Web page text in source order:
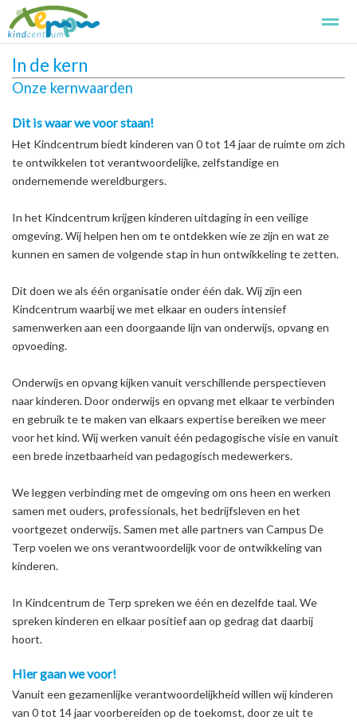
Kindcentrum de Terp
Home Foto's
In de kern
Onze kernwaarden
Dit is waar we voor staan!
Het Kindcentrum biedt kinderen van 0 tot 14 jaar de ruimte om zich
te ontwikkelen tot verantwoordelijke, zelfstandige en
ondernemende wereldburgers.
In het Kindcentrum krijgen kinderen uitdaging in een veilige
omgeving. Wij helpen hen om te ontdekken wie ze zijn en wat ze
kunnen en samen de volgende stap in hun ontwikkeling te zetten.
Dit doen we als één organisatie onder één dak. Wij zijn een
Kindcentrum waarbij we met elkaar en ouders intensief
samenwerken aan een doorgaande lijn van onderwijs, opvang en
opvoeding.
Onderwijs en opvang kijken vanuit verschillende perspectieven
naar kinderen. Door onderwijs en opvang met elkaar te verbinden
en gebruik te te maken van elkaars expertise bereiken we meer
voor het kind. Wij werken vanuit één pedagogische visie en vanuit
een brede inzetbaarheid van pedagogisch medewerkers.
We leggen verbinding met de omgeving om ons heen en werken
samen met ouders, professionals, het bedrijfsleven en het
voortgezet onderwijs. Samen met alle partners van Campus De
Terp voelen we ons verantwoordelijk voor de ontwikkeling van
kinderen.
In Kindcentrum de Terp spreken we één en dezelfde taal. We
spreken kinderen en elkaar positief aan op gedrag dat daarbij
hoort.
Hier gaan we voor!
Vanuit een gezamenlijke verantwoordelijkheid willen wij kinderen
van 0 tot 14 jaar voorbereiden op de toekomst, door ze uit te